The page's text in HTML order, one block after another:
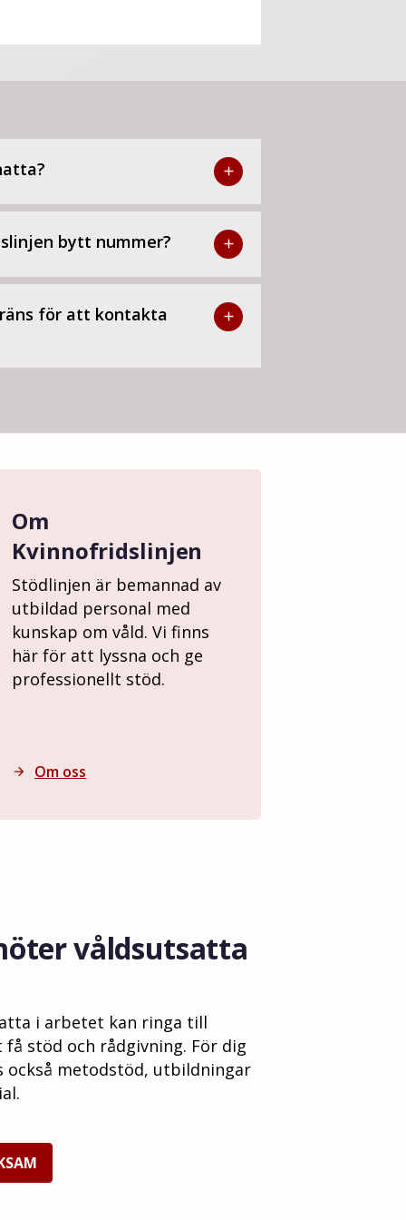
add
bytt nummer? add
för att kontakta
add
Om
Kvinnofridslinjen
Stödlinjen är bemannad av
utbildad personal med
kunskap om våld. Vi finns
här för att lyssna och ge
professionellt stöd.
arrow_forward Om oss
våldsutsatta
i arbetet kan ringa till
stöd och rådgivning. För dig
också metodstöd, utbildningar